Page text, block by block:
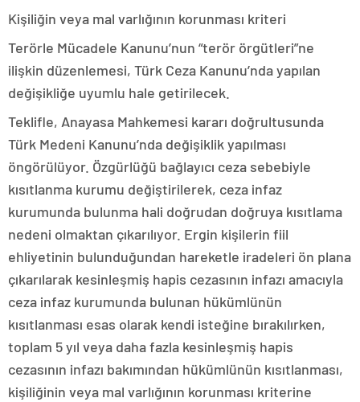
Kişiliğin veya mal varlığının korunması kriteri
Terörle Mücadele Kanunu’nun “terör örgütleri”ne
ilişkin düzenlemesi, Türk Ceza Kanunu’nda yapılan
değişikliğe uyumlu hale getirilecek.
Teklifle, Anayasa Mahkemesi kararı doğrultusunda
Türk Medeni Kanunu’nda değişiklik yapılması
öngörülüyor. Özgürlüğü bağlayıcı ceza sebebiyle
kısıtlanma kurumu değiştirilerek, ceza infaz
kurumunda bulunma hali doğrudan doğruya kısıtlama
nedeni olmaktan çıkarılıyor. Ergin kişilerin fiil
ehliyetinin bulunduğundan hareketle iradeleri ön plana
çıkarılarak kesinleşmiş hapis cezasının infazı amacıyla
ceza infaz kurumunda bulunan hükümlünün
kısıtlanması esas olarak kendi isteğine bırakılırken,
toplam 5 yıl veya daha fazla kesinleşmiş hapis
cezasının infazı bakımından hükümlünün kısıtlanması,
kişiliğinin veya mal varlığının korunması kriterine